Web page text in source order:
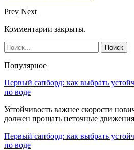
Prev Next
Комментарии закрыты.
Популярное
Первый сапборд: как выбрать
по воде
Устойчивость важнее скорости
должен прощать неточные
Первый сапборд: как выбрать
по воде